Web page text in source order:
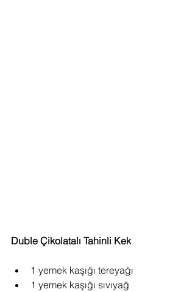
Duble Çikolatalı Tahinli Kek
1 yemek kaşığı tereyağı
1 yemek kaşığı sıvıyağ